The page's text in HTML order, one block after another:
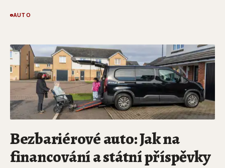
AUTO
Bezbariérové auto: Jak na
financování a státní příspěvky